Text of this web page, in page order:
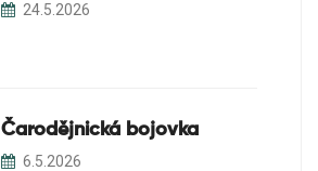
24.5.2026
Čarodějnická bojovka
6.5.2026